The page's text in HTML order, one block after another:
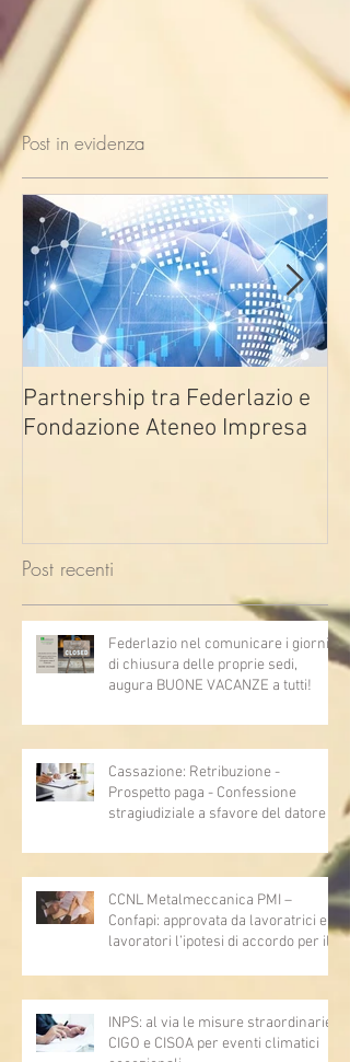
Post in evidenza
Partnership tra Federlazio e
Fondazione Ateneo Impresa
Post recenti
Federlazio nel comunicare i giorni
di chiusura delle proprie sedi,
augura BUONE VACANZE a tutti!
Cassazione: Retribuzione -
Prospetto paga - Confessione
stragiudiziale a sfavore del datore di
articoli 1362, 2697, 2730, 2732, 2734
e 2735)
CCNL Metalmeccanica PMI –
Confapi: approvata da lavoratrici e
lavoratori l’ipotesi di accordo per il
INPS: al via le misure straordinarie
CIGO e CISOA per eventi climatici